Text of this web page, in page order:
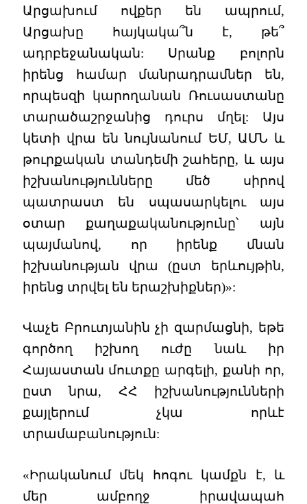
Արցախում ովքեր են ապրում,
Արցախը հայկակա՞ն է, թե՞
ադրբեջանական: Սրանք բոլորն
իրենց համար մանրադրամներ են,
որպեսզի կարողանան Ռուսաստանը
տարածաշրջանից դուրս մղել: Այս
կետի վրա են նույնանում ԵՄ, ԱՄՆ և
թուրքական տանդեմի շահերը, և այս
իշխանությունները մեծ սիրով
պատրաստ են սպասարկելու այս
օտար քաղաքականությունը՝ այն
պայմանով, որ իրենք մնան
իշխանության վրա (ըստ երևույթին,
իրենց տրվել են երաշխիքներ)»:
Վաչե Բրուտյանին չի զարմացնի, եթե
գործող իշխող ուժը նաև իր
Հայաստան մուտքը արգելի, քանի որ,
ըստ նրա, ՀՀ իշխանությունների
քայլերում չկա որևէ
տրամաբանություն:
«Իրականում մեկ հոգու կամքն է, և
մեր ամբողջ իրավապահ